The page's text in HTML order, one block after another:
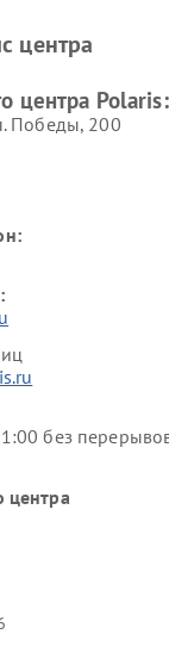
центра
центра Polaris:
Победы, 200
без
центра